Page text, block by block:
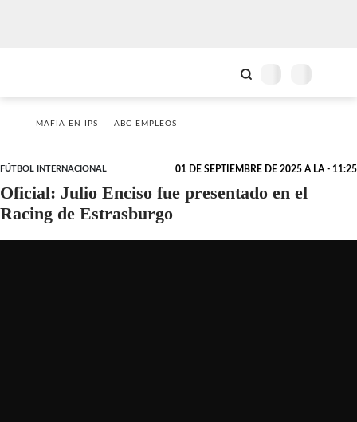
MAFIA EN IPS ABC EMPLEOS
FÚTBOL INTERNACIONAL 01 DE SEPTIEMBRE DE 2025 A LA - 11:25
Oficial: Julio Enciso fue presentado en el
Racing de Estrasburgo